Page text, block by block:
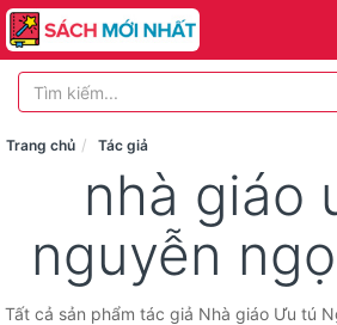
Trang chủ Tác giả
nhà giáo
nguyễn
Tất cả sản phẩm tác giả Nhà giáo Ưu tú